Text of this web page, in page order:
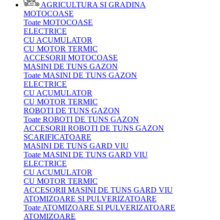
AGRICULTURA SI GRADINA
MOTOCOASE
Toate MOTOCOASE
ELECTRICE
CU ACUMULATOR
CU MOTOR TERMIC
ACCESORII MOTOCOASE
MASINI DE TUNS GAZON
Toate MASINI DE TUNS GAZON
ELECTRICE
CU ACUMULATOR
CU MOTOR TERMIC
ROBOTI DE TUNS GAZON
Toate ROBOTI DE TUNS GAZON
ACCESORII ROBOTI DE TUNS GAZON
SCARIFICATOARE
MASINI DE TUNS GARD VIU
Toate MASINI DE TUNS GARD VIU
ELECTRICE
CU ACUMULATOR
CU MOTOR TERMIC
ACCESORII MASINI DE TUNS GARD VIU
ATOMIZOARE SI PULVERIZATOARE
Toate ATOMIZOARE SI PULVERIZATOARE
ATOMIZOARE